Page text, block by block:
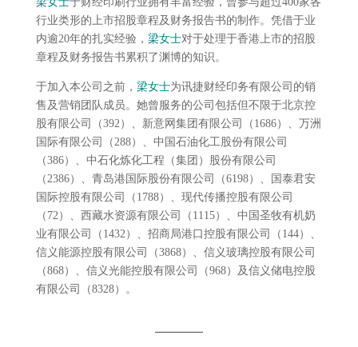
行业类形的上市招股章程及财务报告书的制作。凭借于业
内逾20年的扎实经验， 梁女士对于处理于香港上市的招股
章程及财务报告书累积了渊博的知识。
于加入本公司之前， 梁女士为讯捷财经印务有限公司的销
售及营销团队成员。她曾服务的公司包括但不限于北京控
股有限公司（392）、新意网集团有限公司（1686）、万洲
国际有限公司（288）、中国石油化工股份有限公司
（386）、中石化炼化工程（集团）股份有限公司
（2386）、青岛港国际股份有限公司（6198）、国泰君安
国际控股有限公司（1788）、现代传播控股有限公司
（72）、西藏水资源有限公司（1115）、中国圣牧有机奶
业有限公司（1432）、招商局港口控股有限公司（144）、
信义能源控股有限公司（3868）、信义玻璃控股有限公司
（868）、信义光能控股有限公司（968）及信义储电控股
有限公司（8328）。